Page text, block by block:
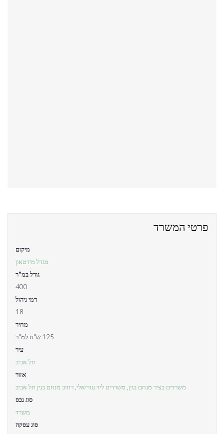
פרטי המשרד
מיקום
מגדל מידטאון
גודל במ"ר
400
דמי ניהול
18
מחיר
125 ש"ח למ"ר
עיר
תל אביב
אזור
משרדים בציר מנחם בגין משרדים ליד עזריאלי רחוב מנחם בגין תל אביב
סוג נכס
משרד
סוג עסקה